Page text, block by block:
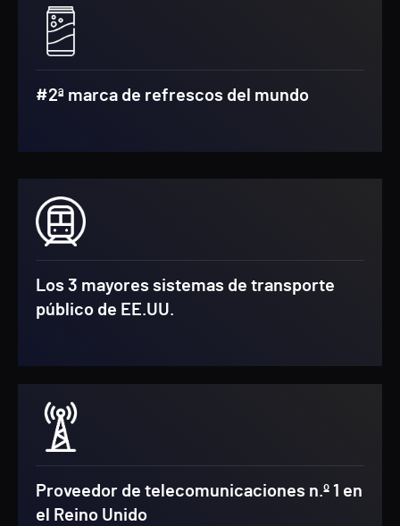
#2ª marca de refrescos del mundo
Los 3 mayores sistemas de transporte
público de EE.UU.
Proveedor de telecomunicaciones n.º 1 en
el Reino Unido